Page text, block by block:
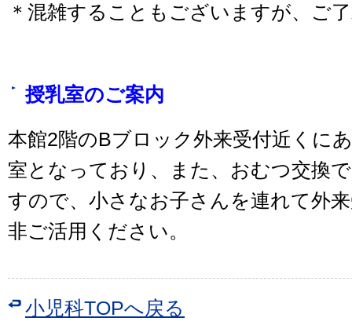
＊混雑することもございますが、ご
授乳室のご案内
本館2階のBブロック外来受付近くに
室となっており、また、おむつ交換
すので、小さなお子さんを連れて外
非ご活用ください。
小児科TOPへ戻る